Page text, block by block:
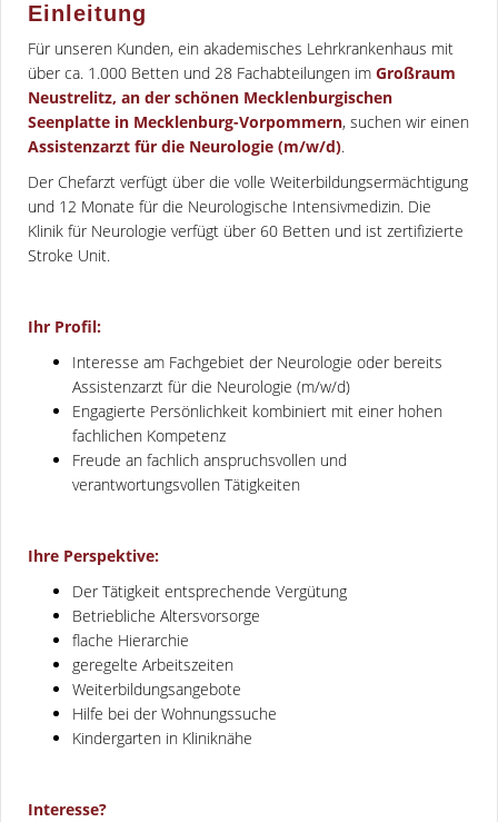
Einleitung
Für unseren Kunden, ein akademisches Lehrkrankenhaus mit
über ca. 1.000 Betten und 28 Fachabteilungen im Großraum
Neustrelitz, an der schönen Mecklenburgischen
Seenplatte in Mecklenburg-Vorpommern, suchen wir einen
Assistenzarzt für die Neurologie (m/w/d).
Der Chefarzt verfügt über die volle Weiterbildungsermächtigung
und 12 Monate für die Neurologische Intensivmedizin. Die
Klinik für Neurologie verfügt über 60 Betten und ist zertifizierte
Stroke Unit.
Ihr Profil:
Interesse am Fachgebiet der Neurologie oder bereits
Assistenzarzt für die Neurologie (m/w/d)
Engagierte Persönlichkeit kombiniert mit einer hohen
fachlichen Kompetenz
Freude an fachlich anspruchsvollen und
verantwortungsvollen Tätigkeiten
Ihre Perspektive:
Der Tätigkeit entsprechende Vergütung
Betriebliche Altersvorsorge
flache Hierarchie
geregelte Arbeitszeiten
Weiterbildungsangebote
Hilfe bei der Wohnungssuche
Kindergarten in Kliniknähe
Interesse?